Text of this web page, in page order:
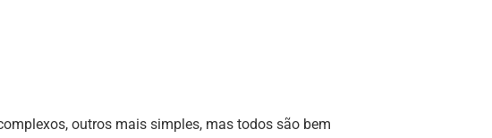
outros mais simples, mas todos são bem